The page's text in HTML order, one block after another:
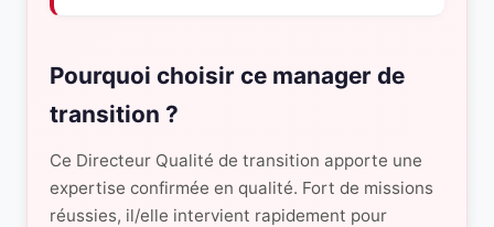
Pourquoi choisir ce manager de
transition ?
Ce Directeur Qualité de transition apporte une
expertise confirmée en qualité. Fort de missions
réussies, il/elle intervient rapidement pour